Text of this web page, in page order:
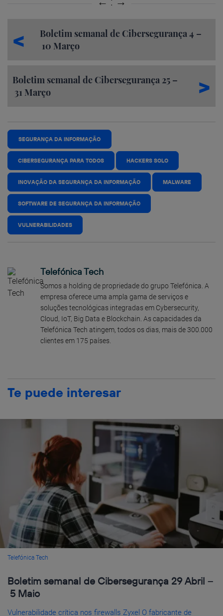
Boletim semanal de Cibersegurança 4 –
10 Março
Boletim semanal de Cibersegurança 25 –
31 Março
SEGURANÇA DA INFORMAÇÃO
CIBERSEGURANÇA PARA TODOS HACKERS SOLO
INOVAÇÃO DA SEGURANÇA DA INFORMAÇÃO MALWARE
SOFTWARE DE SEGURANÇA DA INFORMAÇÃO
VULNERABILIDADES
Telefónica Tech
Somos a holding de propriedade do grupo Telefónica. A
empresa oferece uma ampla gama de serviços e
soluções tecnológicas integradas em Cybersecurity,
Cloud, IoT, Big Data e Blockchain. As capacidades da
Telefónica Tech atingem, todos os dias, mais de 300.000
clientes em 175 países.
Te puede interesar
Telefónica Tech
Boletim semanal de Cibersegurança 29 Abril –
5 Maio
Vulnerabilidade crítica nos firewalls Zyxel O fabricante de